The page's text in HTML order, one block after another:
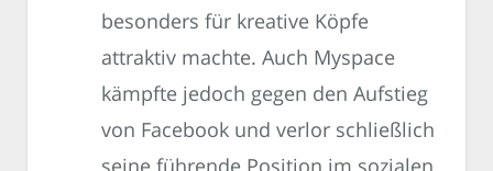
besonders für kreative Köpfe
attraktiv machte. Auch Myspace
kämpfte jedoch gegen den Aufstieg
von Facebook und verlor schließlich